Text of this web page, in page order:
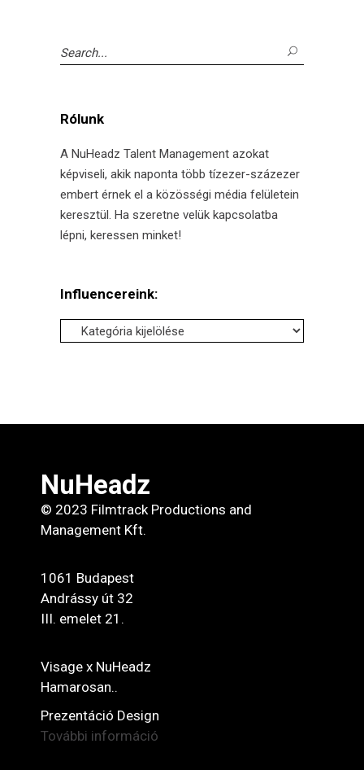
Search
for:
Rólunk
A NuHeadz Talent Management azokat
képviseli, akik naponta több tízezer-százezer
embert érnek el a közösségi média felületein
keresztül. Ha szeretne velük kapcsolatba
lépni, keressen minket!
Influencereink:
Influencereink:
NuHeadz
© 2023 Filmtrack Productions and
Management Kft.
1061 Budapest
Andrássy út 32
III. emelet 21.
Visage x NuHeadz
Hamarosan..
Prezentáció Design
További információ